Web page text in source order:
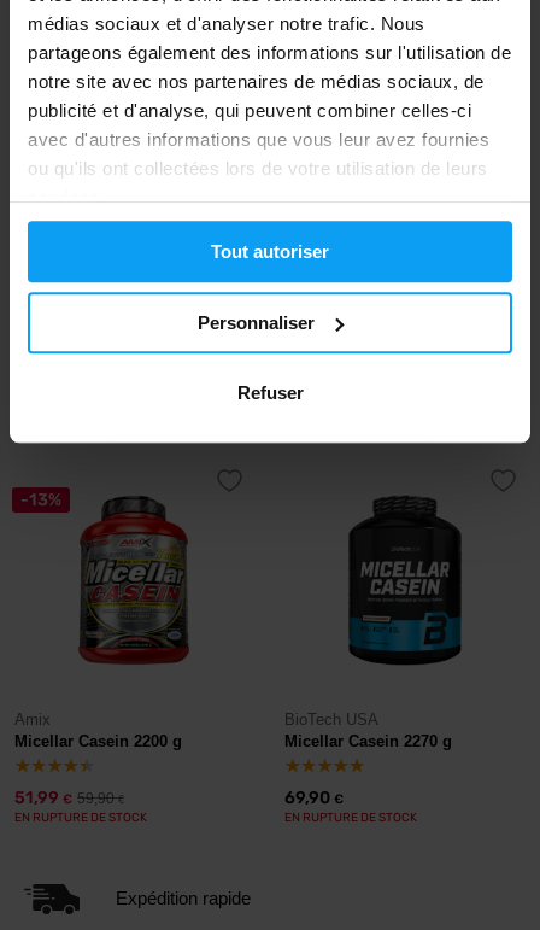
médias sociaux et d'analyser notre trafic. Nous
partageons également des informations sur l'utilisation de
notre site avec nos partenaires de médias sociaux, de
publicité et d'analyse, qui peuvent combiner celles-ci
avec d'autres informations que vous leur avez fournies
ou qu'ils ont collectées lors de votre utilisation de leurs
services.
Tout autoriser
Personnaliser
Refuser
ARTICLES
EN RUPTURE DE STOCK
-27% -40%
MyProtein
51,99
-13%
Amix
Micellar Casein 2200 g
51,99 € 59,90€
EN RUPTURE DE STOCK
BioTech USA
Micellar Casein 2270 g
69,90 €
EN RUPTURE DE STOCK
Expédition rapide